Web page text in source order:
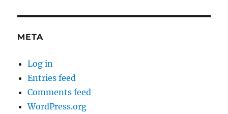
META
Log in
Entries feed
Comments feed
WordPress.org